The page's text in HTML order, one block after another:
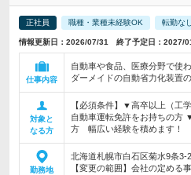
正社員 職種・業種未経験OK 転勤なし
情報更新日：2026/07/31 終了予定日：2027/
仕事内容
自動車や食品、医療分野で使
ダーメイドの自動省力化装置
対象と
なる方
【必須条件】▼高卒以上（工
自動車運転免許をお持ちの方
方 幅広い経験を積めます！
勤務地
北海道札幌市白石区菊水9条
【変更の範囲】会社の定める